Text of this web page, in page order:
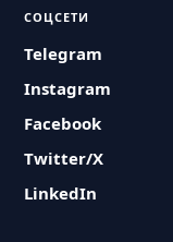
СОЦСЕТИ
Telegram
Instagram
Facebook
Twitter/X
LinkedIn